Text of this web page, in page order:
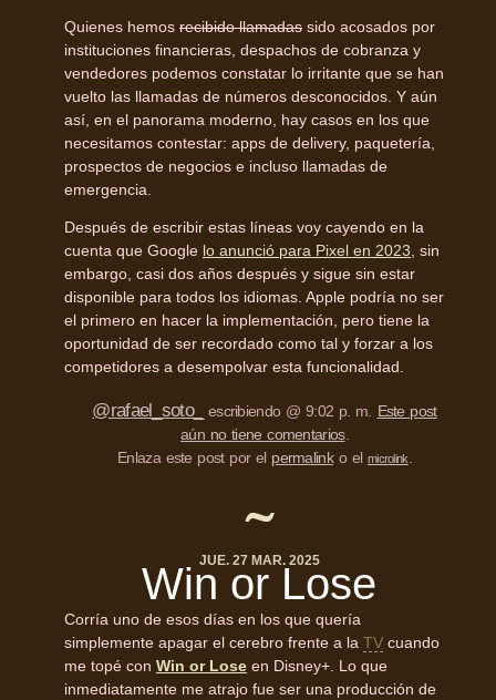
Quienes hemos recibido llamadas sido acosados por
instituciones financieras, despachos de cobranza y
vendedores podemos constatar lo irritante que se han
vuelto las llamadas de números desconocidos. Y aún
así, en el panorama moderno, hay casos en los que
necesitamos contestar: apps de delivery, paquetería,
prospectos de negocios e incluso llamadas de
emergencia.
Después de escribir estas líneas voy cayendo en la
cuenta que Google lo anunció para Pixel en 2023, sin
embargo, casi dos años después y sigue sin estar
disponible para todos los idiomas. Apple podría no ser
el primero en hacer la implementación, pero tiene la
oportunidad de ser recordado como tal y forzar a los
competidores a desempolvar esta funcionalidad.
@rafael_soto_ escribiendo @ 9:02 p. m. Este post
aún no tiene comentarios.
Enlaza este post por el permalinko el microlink.
JUE. 27 MAR. 2025
Win or Lose
Corría uno de esos días en los que quería
simplemente apagar el cerebro frente a la TV cuando
me topé con Win or Lose en Disney+. Lo que
inmediatamente me atrajo fue ser una producción de